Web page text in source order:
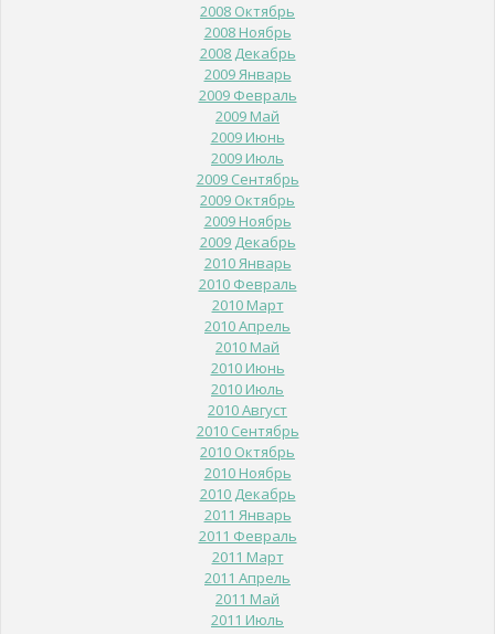
2008 Октябрь
2008 Ноябрь
2008 Декабрь
2009 Январь
2009 Февраль
2009 Май
2009 Июнь
2009 Июль
2009 Сентябрь
2009 Октябрь
2009 Ноябрь
2009 Декабрь
2010 Январь
2010 Февраль
2010 Март
2010 Апрель
2010 Май
2010 Июнь
2010 Июль
2010 Август
2010 Сентябрь
2010 Октябрь
2010 Ноябрь
2010 Декабрь
2011 Январь
2011 Февраль
2011 Март
2011 Апрель
2011 Май
2011 Июль